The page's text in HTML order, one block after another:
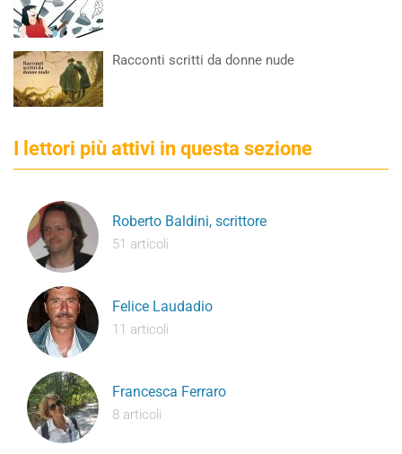
Racconti scritti da donne nude
I lettori più attivi in questa sezione
Roberto Baldini, scrittore
51 articoli
Felice Laudadio
11 articoli
Francesca Ferraro
8 articoli